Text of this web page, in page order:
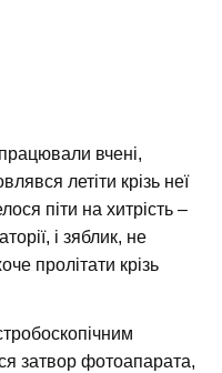
вчені,
летіти крізь неї
піти на хитрість –
і зяблик, не
пролітати крізь
затвор фотоапарата,